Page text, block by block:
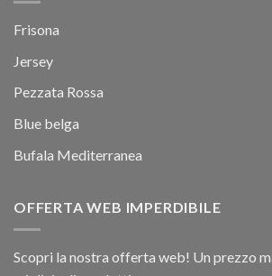
Frisona
Jersey
Pezzata Rossa
Blue belga
Bufala Mediterranea
OFFERTA WEB IMPERDIBILE
Scopri la nostra offerta web! Un prezzo